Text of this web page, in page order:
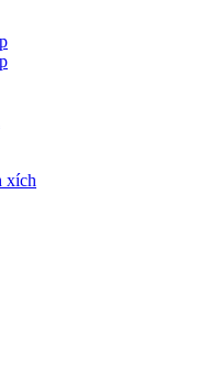
xích